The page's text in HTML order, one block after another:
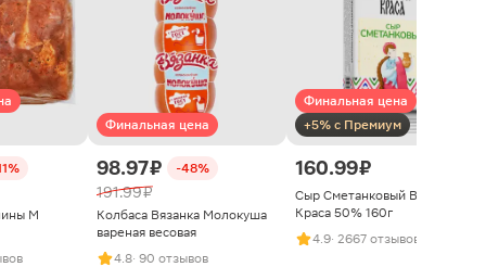
М
Финальная цена
98.97 ₽ -48%
191.99 ₽
Колбаса Вязанка Молокуша
вареная весовая
4.8· 90 отзывов
Финальная цена
+5% с Премиум
160.99 ₽
Сыр Сметанковый Варвара
Краса 50% 160г
4.9· 2667 отзывов